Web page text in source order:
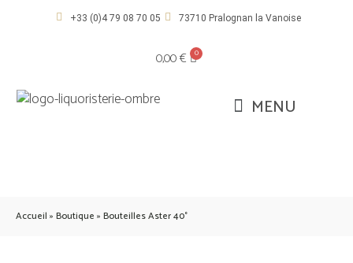
+33 (0)4 79 08 70 05 73710 Pralognan la Vanoise
0,00€
Accueil » Boutique » Bouteilles Aster 40°